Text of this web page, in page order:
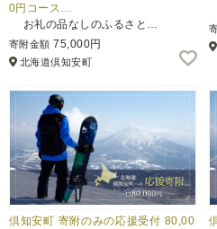
0円コース…
お礼の品なしのふるさと…
寄附金額 75,000円
北海道倶知安町
倶知安町 寄附のみの応援受付 80,00